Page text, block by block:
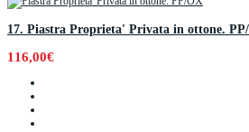
17. Piastra Proprieta' Privata in ottone.
116,00€